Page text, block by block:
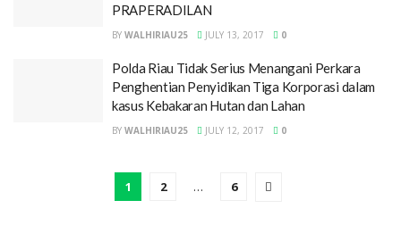
PRAPERADILAN
BY WALHIRIAU25 JULY 13, 2017 0
Polda Riau Tidak Serius Menangani Perkara
Penghentian Penyidikan Tiga Korporasi dalam
kasus Kebakaran Hutan dan Lahan
BY WALHIRIAU25 JULY 12, 2017 0
1 2 … 6